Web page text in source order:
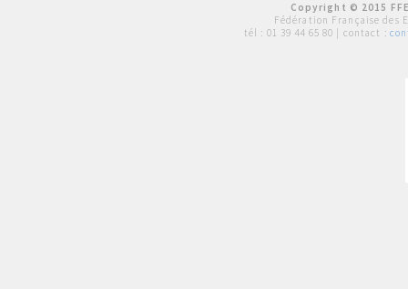
Copyright © 2015
Fédération Française des
tél : 01 39 44 65 80 | contact :